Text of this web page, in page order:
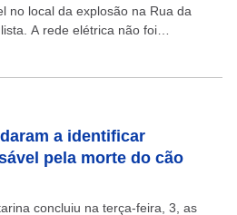
no local da explosão na Rua da
A rede elétrica não foi
a identificar
pela morte do cão
concluiu na terça-feira, 3, as